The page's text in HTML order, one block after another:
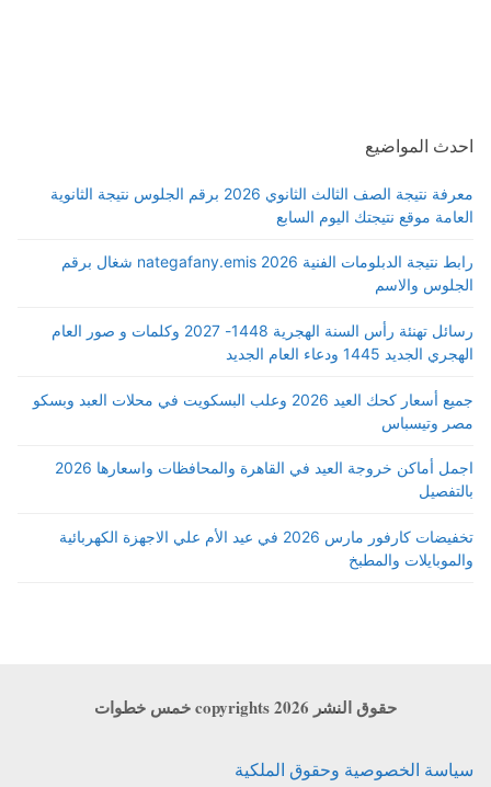
احدث المواضيع
معرفة نتيجة الصف الثالث الثانوي 2026 برقم الجلوس نتيجة الثانوية
العامة موقع نتيجتك اليوم السابع
رابط نتيجة الدبلومات الفنية 2026 nategafany.emis شغال برقم
الجلوس والاسم
رسائل تهنئة رأس السنة الهجرية 1448- 2027 وكلمات و صور العام
الهجري الجديد 1445 ودعاء العام الجديد
جميع أسعار كحك العيد 2026 وعلب البسكويت في محلات العبد وبسكو
مصر وتيسباس
اجمل أماكن خروجة العيد في القاهرة والمحافظات واسعارها 2026
بالتفصيل
تخفيضات كارفور مارس 2026 في عيد الأم علي الاجهزة الكهربائية
والموبايلات والمطبخ
حقوق النشر copyrights 2026 خمس خطوات
سياسة الخصوصية وحقوق الملكية